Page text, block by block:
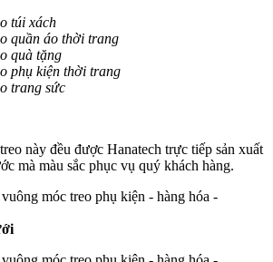
túi xách
quần áo thời trang
quà tặng
phụ kiện thời trang
trang sức
này đều được Hanatech trực tiếp sản xuất
mà màu sắc phục vụ quý khách hàng.